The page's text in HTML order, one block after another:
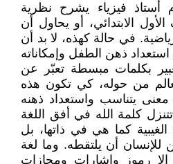
أستاذ فيزياء يشرح نظرية
الابتدائي، أو يحاول أن
في حالة كهذه، لا بد أن
ذهن الطفل وإمكاناته
بكلمات مبسطة تعبّر عن
من حوله، كي تكون هذه
معنى يتناسب واستعداد ذهنه
كلمة الله في أفق اللغة
الغيبية كما هي في ذاتها، بل
أن يلتقطه. وما لغة
إلا رموز وإشارات ومجازات